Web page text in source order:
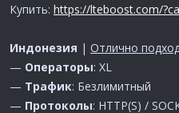
Купить: https://lteboost.com/
Индонезия | Отлично
— Операторы: XL
— Трафик: Безлимитный
— Протоколы: HTTP(S) /